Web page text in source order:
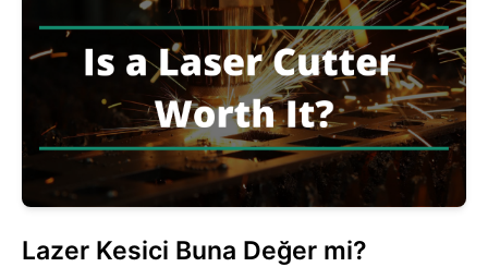
Lazer Kesici Buna Değer mi?